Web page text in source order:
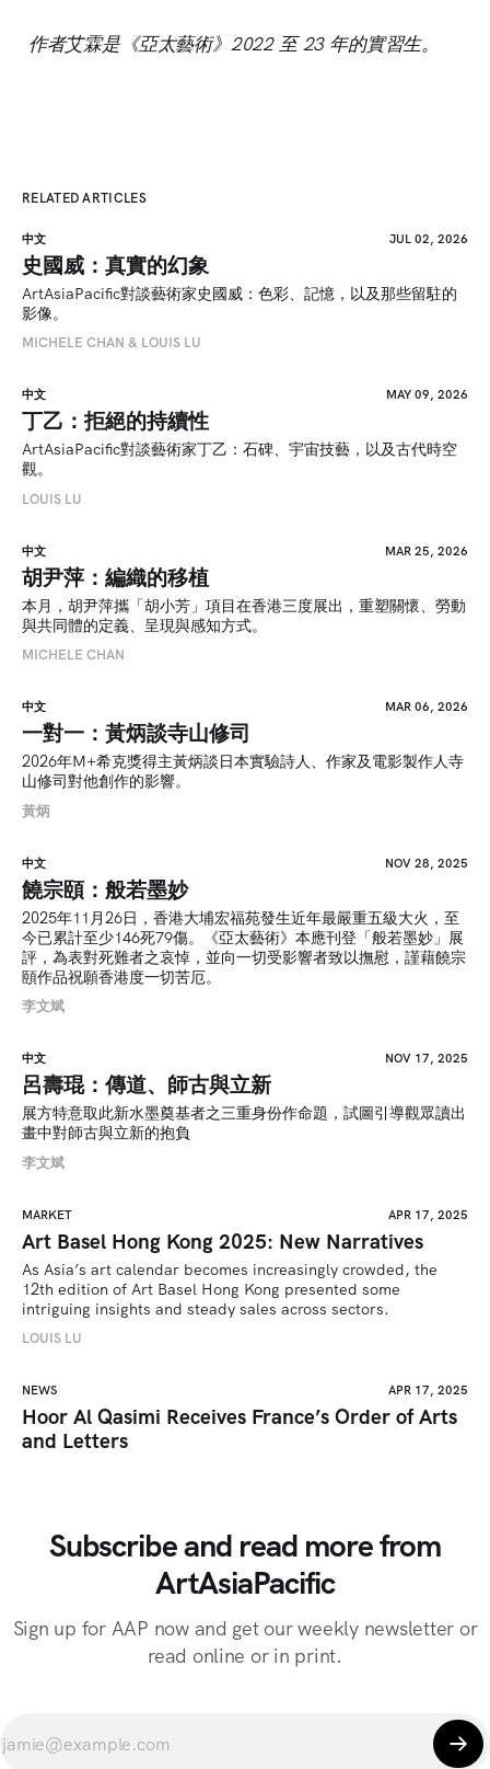
作者艾霖是《亞太藝術》2022 至 23 年的實習生。
RELATED ARTICLES
中文 JUL 02, 2026
史國威：真實的幻象
ArtAsiaPacific對談藝術家史國威：色彩、記憶，以及那些留駐的
影像。
MICHELE CHAN & LOUIS LU
中文 MAY 09, 2026
丁乙：拒絕的持續性
ArtAsiaPacific對談藝術家丁乙：石碑、宇宙技藝，以及古代時空
觀。
LOUIS LU
中文 MAR 25, 2026
胡尹萍：編織的移植
本月，胡尹萍攜「胡小芳」項目在香港三度展出，重塑關懷、勞動
與共同體的定義、呈現與感知方式。
MICHELE CHAN
中文 MAR 06, 2026
一對一：黃炳談寺山修司
2026年M+希克獎得主黃炳談日本實驗詩人、作家及電影製作人寺
山修司對他創作的影響。
黃炳
中文 NOV 28, 2025
饒宗頤：般若墨妙
2025年11月26日，香港大埔宏福苑發生近年最嚴重五級大火，至
今已累計至少146死79傷。《亞太藝術》本應刊登「般若墨妙」展
評，為表對死難者之哀悼，並向一切受影響者致以撫慰，謹藉饒宗
頤作品祝願香港度一切苦厄。
李文斌
中文 NOV 17, 2025
呂壽琨：傳道、師古與立新
展方特意取此新水墨奠基者之三重身份作命題，試圖引導觀眾讀出
畫中對師古與立新的抱負
李文斌
MARKET APR 17, 2025
Art Basel Hong Kong 2025: New Narratives
As Asia’s art calendar becomes increasingly crowded, the
12th edition of Art Basel Hong Kong presented some
intriguing insights and steady sales across sectors.
LOUIS LU
NEWS APR 17, 2025
Hoor Al Qasimi Receives France’s Order of Arts
and Letters
Subscribe and read more from
ArtAsiaPacific
Sign up for AAP now and get our weekly newsletter or
read online or in print.